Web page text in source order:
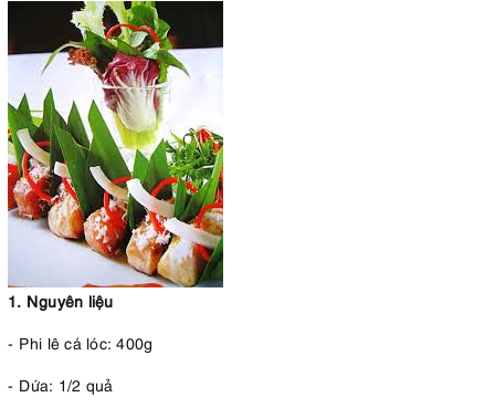
1. Nguyên liệu
- Phi lê cá lóc: 400g
- Dứa: 1/2 quả